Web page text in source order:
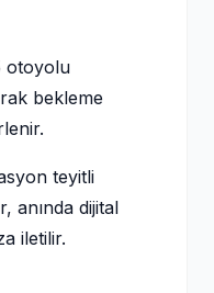
otoyolu
bekleme
teyitli
anında dijital
iletilir.